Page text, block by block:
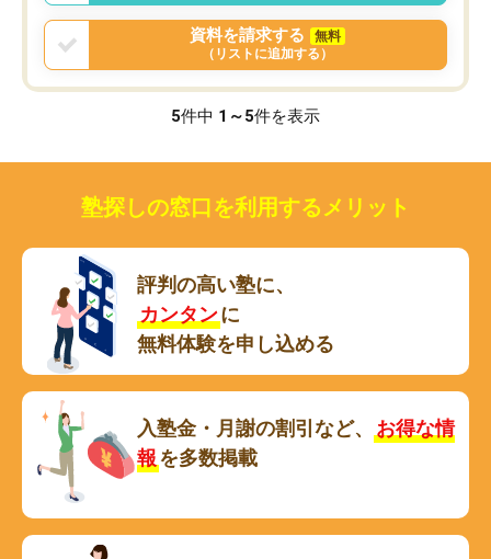
資料を請求する
無料
（リストに追加する）
5件中 1～5件を表示
塾探しの窓口を利用するメリット
評判の高い塾に、
カンタンに
無料体験を申し込める
入塾金・月謝の割引など、
お得な情
報を多数掲載